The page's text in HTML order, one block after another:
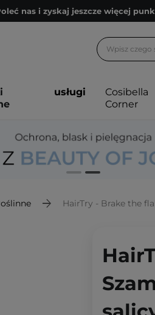
Zapisz się na newsletter pełen
Bezpłatne konsultacje
to możliwe! Realizacja zamówienia
Zapisz się na newsletter pełen porad
usługi
Cosibella
Corner
HairTry - Brake the